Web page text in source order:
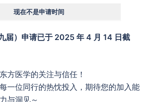
现在不是申请时间
届）申请已于 2025 年 4 月 14 日截
方医学的关注与信任！
一位同行的热忱投入，期待您的加入能
与洞见～